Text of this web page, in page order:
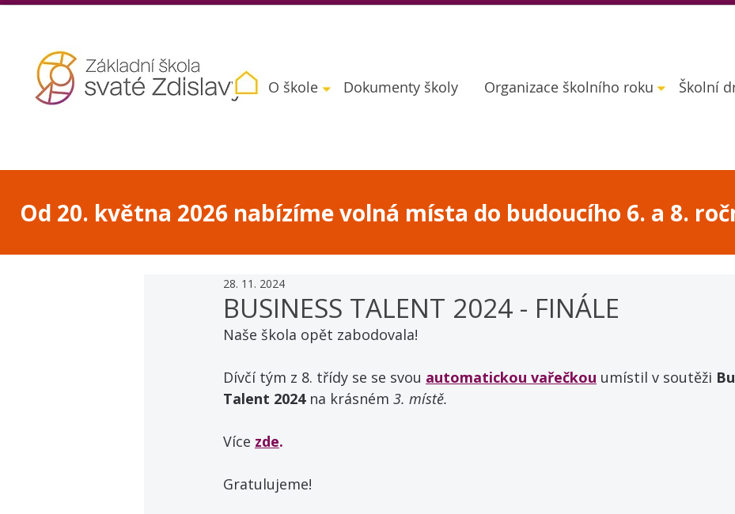
O škole Dokumenty školy Organizace školního roku Školní
Od 20. května 2026 nabízíme volná místa do budoucího 6. a 8.
BUSINESS TALENT 2024 - FINÁLE
28. 11. 2024
Naše škola opět zabodovala!
Dívčí tým z 8. třídy se se svou automatickou vařečkou umístil v soutěži
Talent 2024 na krásném 3. místě.
Více zde.
Gratulujeme!